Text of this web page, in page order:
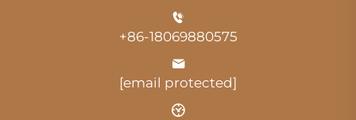
+86-18069880575
[email protected]